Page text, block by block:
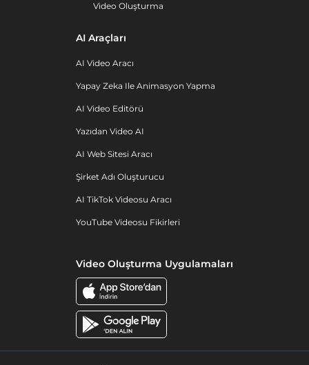
Video Oluşturma
AI Araçları
AI Video Aracı
Yapay Zeka Ile Animasyon Yapma
AI Video Editörü
Yazıdan Video AI
AI Web Sitesi Aracı
Şirket Adı Oluşturucu
AI TikTok Videosu Aracı
YouTube Videosu Fikirleri
Video Oluşturma Uygulamaları